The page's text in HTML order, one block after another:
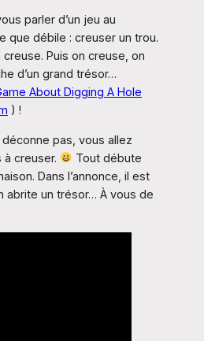
parler d’un jeu au
que débile : creuser un trou.
creuse. Puis on creuse, on
d’un grand trésor…
About Digging A Hole
) !
pas, vous allez
creuser.
Tout débute
Dans l’annonce, il est
abrite un trésor… À vous de